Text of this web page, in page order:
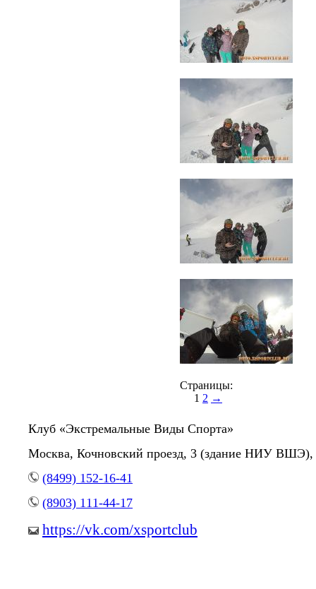
Страницы:
1 2 →
Клуб «Экстремальные Виды Спорта»
Москва, Кочновский проезд, 3 (здание НИУ ВШЭ),
(8499) 152-16-41
(8903) 111-44-17
https://vk.com/xsportclub